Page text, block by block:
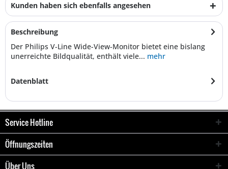
Kunden haben sich ebenfalls angesehen
Beschreibung
Der Philips V-Line Wide-View-Monitor bietet eine bislang
unerreichte Bildqualität, enthält viele... mehr
Datenblatt
Service Hotline
Öffnungszeiten
Über Uns